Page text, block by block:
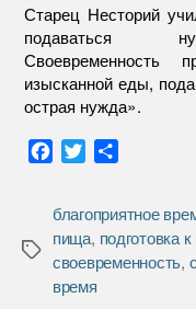
Старец Несторий
подаваться
Своевременность
изысканной еды,
острая нужда».
e
b
o
o
t
t
e
r
р
а
в
Метки
благоприятное
пища, подготовка
своевременность,
время